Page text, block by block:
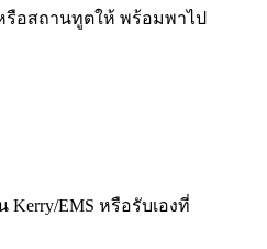
รือสถานทูตให้ พร้อมพาไป
EMS หรือรับเองที่